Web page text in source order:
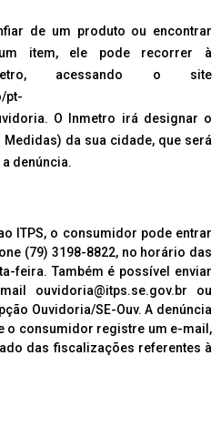
de um produto ou encontrar
item, ele pode recorrer à
acessando o site
pt-
O Inmetro irá designar o
Medidas) da sua cidade, que será
denúncia.
ITPS, o consumidor pode entrar
(79) 3198-8822, no horário das
feira. Também é possível enviar
ouvidoria@itps.se.gov.br ou
Ouvidoria/SE-Ouv. A denúncia
o consumidor registre um e-mail,
das fiscalizações referentes à